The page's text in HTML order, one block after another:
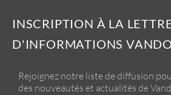
INSCRIPTION À LA
D'INFORMATIONS
Rejoignez notre liste de diffusion
des nouveautés et actualités de